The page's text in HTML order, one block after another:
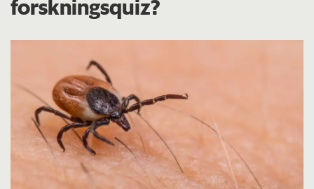
forskningsquiz?